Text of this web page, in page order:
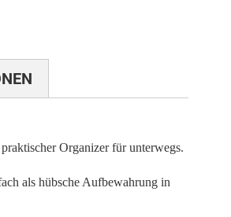
Organizer für unterwegs.
als hübsche Aufbewahrung in